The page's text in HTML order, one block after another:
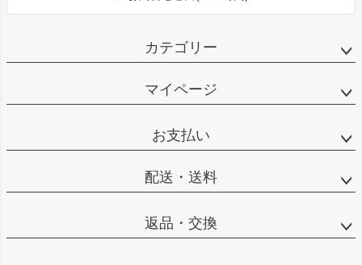
カテゴリー
マイページ
お支払い
配送・送料
返品・交換